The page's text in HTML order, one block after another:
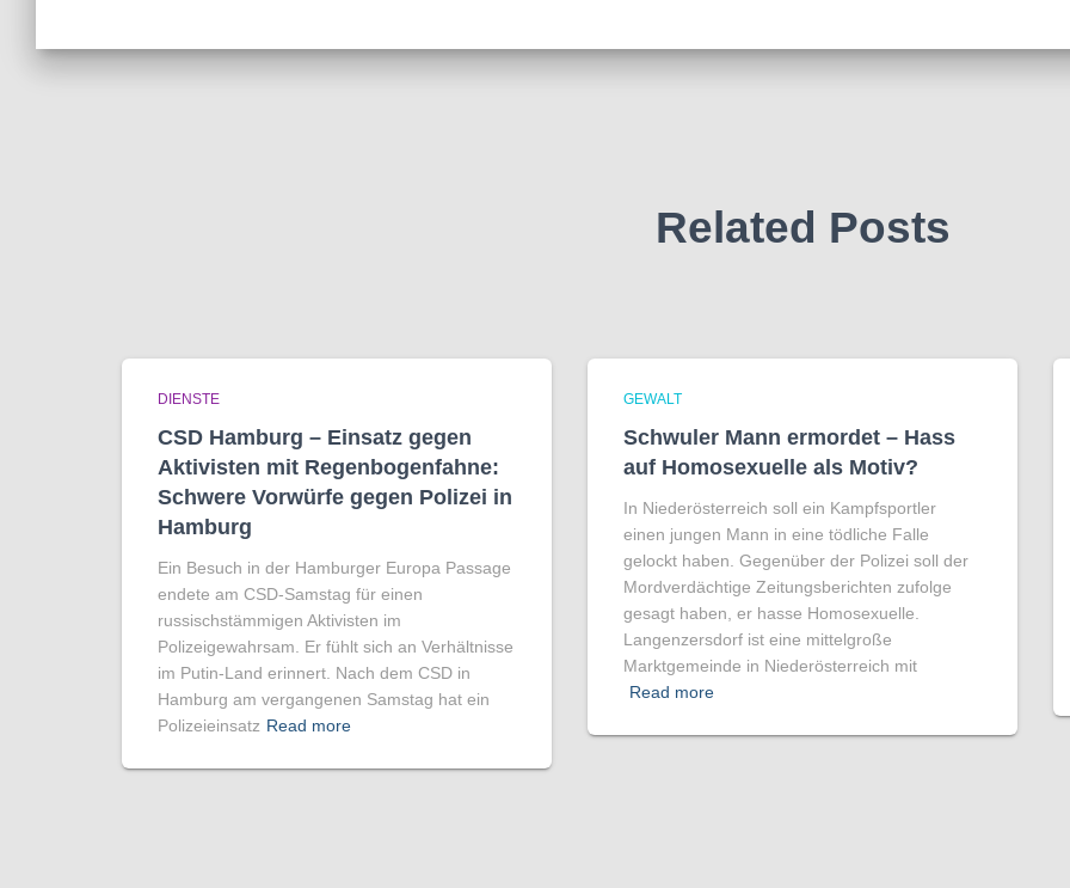
Related Posts
DIENSTE
CSD Hamburg – Einsatz gegen
Aktivisten mit Regenbogen­fahne:
Schwere Vorwürfe gegen Polizei in
Hamburg
Ein Besuch in der Hamburger Europa Passage
endete am CSD-Samstag für einen
russischstämmigen Aktivisten im
Polizeigewahrsam. Er fühlt sich an Verhältnisse
im Putin-Land erinnert. Nach dem CSD in
Hamburg am vergangenen Samstag hat ein
Polizeieinsatz Read more
GEWALT
Schwuler Mann ermordet – Hass
auf Homo­sexuelle als Motiv?
In Niederösterreich soll ein Kampfsportler
einen jungen Mann in eine tödliche Falle
gelockt haben. Gegenüber der Polizei soll der
Mordverdächtige Zeitungsberichten zufolge
gesagt haben, er hasse Homosexuelle.
Langenzersdorf ist eine mittelgroße
Marktgemeinde in Niederösterreich mit
Read more